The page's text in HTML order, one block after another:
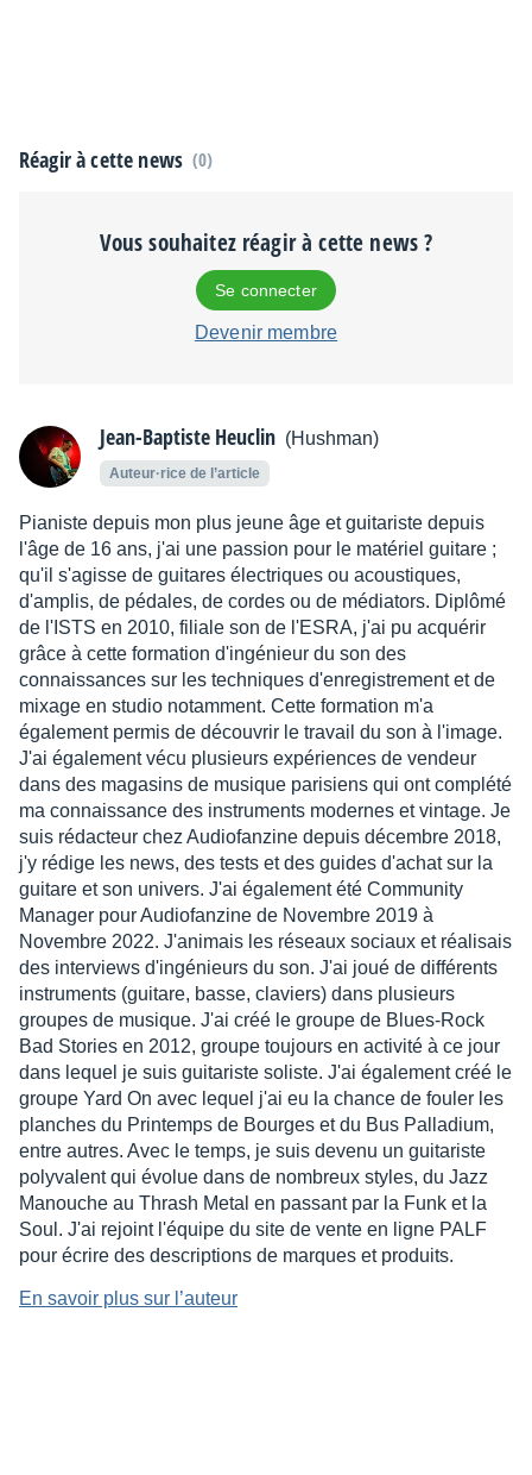
Réagir à cette news (0)
Vous souhaitez réagir à cette news ?
Se connecter
Devenir membre
Jean-Baptiste Heuclin (Hushman)
Auteur·rice de l’article
Pianiste depuis mon plus jeune âge et guitariste depuis
l'âge de 16 ans, j'ai une passion pour le matériel guitare ;
qu'il s'agisse de guitares électriques ou acoustiques,
d'amplis, de pédales, de cordes ou de médiators. Diplômé
de l'ISTS en 2010, filiale son de l'ESRA, j'ai pu acquérir
grâce à cette formation d'ingénieur du son des
connaissances sur les techniques d'enregistrement et de
mixage en studio notamment. Cette formation m'a
également permis de découvrir le travail du son à l'image.
J'ai également vécu plusieurs expériences de vendeur
dans des magasins de musique parisiens qui ont complété
ma connaissance des instruments modernes et vintage. Je
suis rédacteur chez Audiofanzine depuis décembre 2018,
j'y rédige les news, des tests et des guides d'achat sur la
guitare et son univers. J'ai également été Community
Manager pour Audiofanzine de Novembre 2019 à
Novembre 2022. J'animais les réseaux sociaux et réalisais
des interviews d'ingénieurs du son. J'ai joué de différents
instruments (guitare, basse, claviers) dans plusieurs
groupes de musique. J'ai créé le groupe de Blues-Rock
Bad Stories en 2012, groupe toujours en activité à ce jour
dans lequel je suis guitariste soliste. J'ai également créé le
groupe Yard On avec lequel j'ai eu la chance de fouler les
planches du Printemps de Bourges et du Bus Palladium,
entre autres. Avec le temps, je suis devenu un guitariste
polyvalent qui évolue dans de nombreux styles, du Jazz
Manouche au Thrash Metal en passant par la Funk et la
Soul. J'ai rejoint l'équipe du site de vente en ligne PALF
pour écrire des descriptions de marques et produits.
En savoir plus sur l’auteur